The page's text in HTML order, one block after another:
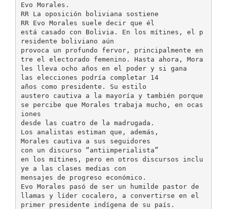
Evo Morales.
RR La oposición boliviana sostiene
RR Evo Morales suele decir que él
está casado con Bolivia. En los mítines, el p
residente boliviano aún
provoca un profundo fervor, principalmente en
tre el electorado femenino. Hasta ahora, Mora
les lleva ocho años en el poder y si gana
las elecciones podría completar 14
años como presidente. Su estilo
austero cautiva a la mayoría y también porque
se percibe que Morales trabaja mucho, en ocas
iones
desde las cuatro de la madrugada.
Los analistas estiman que, además,
Morales cautiva a sus seguidores
con un discurso “antiimperialista”
en los mítines, pero en otros discursos inclu
ye a las clases medias con
mensajes de progreso económico.
Evo Morales pasó de ser un humilde pastor de
llamas y líder cocalero, a convertirse en el
primer presidente indígena de su país.